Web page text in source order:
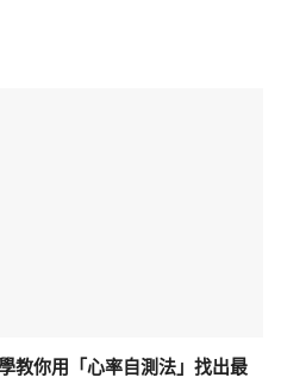
教你用「心率自測法」找出最